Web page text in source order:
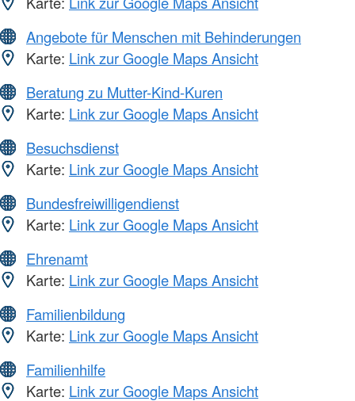
Angebote für Menschen mit Behinderungen
Karte: Link zur Google Maps Ansicht
Beratung zu Mutter-Kind-Kuren
Karte: Link zur Google Maps Ansicht
Besuchsdienst
Karte: Link zur Google Maps Ansicht
Bundesfreiwilligendienst
Karte: Link zur Google Maps Ansicht
Ehrenamt
Karte: Link zur Google Maps Ansicht
Familienbildung
Karte: Link zur Google Maps Ansicht
Familienhilfe
Karte: Link zur Google Maps Ansicht